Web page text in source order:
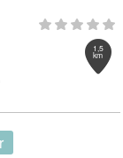
1,5
km